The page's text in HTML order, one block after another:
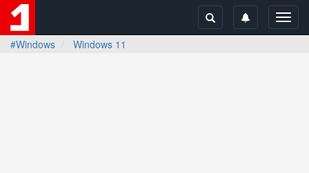
#Windows
Windows 11